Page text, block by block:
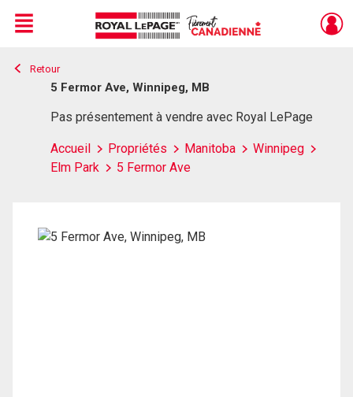
Live
En Direct
Menu
Retour
5 Fermor Ave, Winnipeg, MB
Pas présentement à vendre avec Royal LePage
Accueil Propriétés Manitoba
Winnipeg
Elm Park
5 Fermor Ave